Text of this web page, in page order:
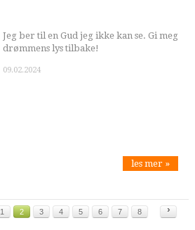
Jeg ber til en Gud jeg ikke kan se. Gi meg
drømmens lys tilbake!
09.02.2024
les mer »
1 2 3 4 5 6 7 8 ›